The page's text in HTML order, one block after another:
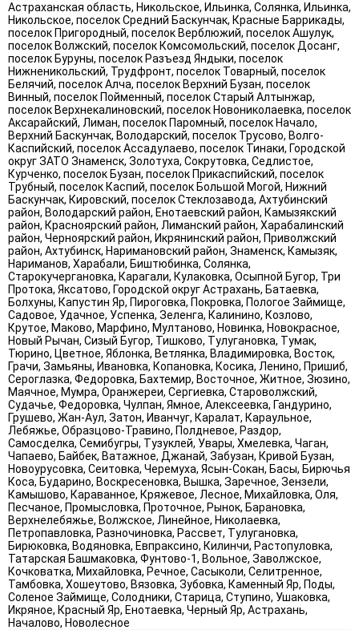
Астраханская область, Никольское, Ильинка, Солянка, Ильинка,
Никольское, поселок Средний Баскунчак, Красные Баррикады,
поселок Пригородный, поселок Верблюжий, поселок Ашулук,
поселок Волжский, поселок Комсомольский, поселок Досанг,
поселок Буруны, поселок Разъезд Яндыки, поселок
Нижненикольский, Трудфронт, поселок Товарный, поселок
Белячий, поселок Алча, поселок Верхний Бузан, поселок
Винный, поселок Пойменный, поселок Старый Алтынжар,
поселок Верхнекалиновский, поселок Новониколаевка, поселок
Аксарайский, Лиман, поселок Паромный, поселок Начало,
Верхний Баскунчак, Володарский, поселок Трусово, Волго-
Каспийский, поселок Ассадулаево, поселок Тинаки, Городской
округ ЗАТО Знаменск, Золотуха, Сокрутовка, Седлистое,
Курченко, поселок Бузан, поселок Прикаспийский, поселок
Трубный, поселок Каспий, поселок Большой Могой, Нижний
Баскунчак, Кировский, поселок Стеклозавода, Ахтубинский
район, Володарский район, Енотаевский район, Камызякский
район, Красноярский район, Лиманский район, Харабалинский
район, Черноярский район, Икрянинский район, Приволжский
район, Ахтубинск, Наримановский район, Знаменск, Камызяк,
Нариманов, Харабали, Биштюбинка, Солянка,
Старокучергановка, Карагали, Кулаковка, Осыпной Бугор, Три
Протока, Яксатово, Городской округ Астрахань, Батаевка,
Болхуны, Капустин Яр, Пироговка, Покровка, Пологое Займище,
Садовое, Удачное, Успенка, Зеленга, Калинино, Козлово,
Крутое, Маково, Марфино, Мултаново, Новинка, Новокрасное,
Новый Рычан, Сизый Бугор, Тишково, Тулугановка, Тумак,
Тюрино, Цветное, Яблонка, Ветлянка, Владимировка, Восток,
Грачи, Замьяны, Ивановка, Копановка, Косика, Ленино, Пришиб,
Сероглазка, Федоровка, Бахтемир, Восточное, Житное, Зюзино,
Маячное, Мумра, Оранжереи, Сергиевка, Староволжский,
Судачье, Федоровка, Чулпан, Ямное, Алексеевка, Гандурино,
Грушево, Жан-Аул, Затон, Иванчуг, Каралат, Караульное,
Лебяжье, Образцово-Травино, Полдневое, Раздор,
Самосделка, Семибугры, Тузуклей, Увары, Хмелевка, Чаган,
Чапаево, Байбек, Ватажное, Джанай, Забузан, Кривой Бузан,
Новоурусовка, Сеитовка, Черемуха, Ясын-Сокан, Басы, Бирючья
Коса, Бударино, Воскресеновка, Вышка, Заречное, Зензели,
Камышово, Караванное, Кряжевое, Лесное, Михайловка, Оля,
Песчаное, Промысловка, Проточное, Рынок, Барановка,
Верхнелебяжье, Волжское, Линейное, Николаевка,
Петропавловка, Разночиновка, Рассвет, Тулугановка,
Бирюковка, Водяновка, Евпраксино, Килинчи, Растопуловка,
Татарская Башмаковка, Фунтово-1, Вольное, Заволжское,
Кочковатка, Михайловка, Речное, Сасыколи, Селитренное,
Тамбовка, Хошеутово, Вязовка, Зубовка, Каменный Яр, Поды,
Соленое Займище, Солодники, Старица, Ступино, Ушаковка,
Икряное, Красный Яр, Енотаевка, Черный Яр, Астрахань,
Началово, Новолесное